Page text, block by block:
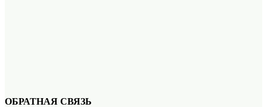
ОБРАТНАЯ СВЯЗЬ